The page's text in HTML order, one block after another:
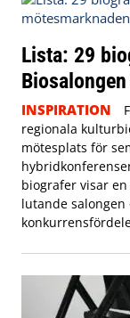
Lista: 29
INSPIRATION
regionala
mötesplats för
biografer visar
lutande salongen